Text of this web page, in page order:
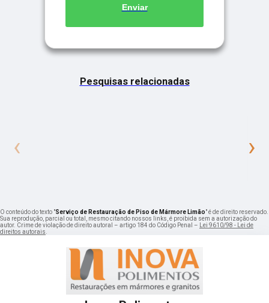
Enviar
Pesquisas relacionadas
‹ ›
O conteúdo do texto "Serviço de Restauração de Piso de Mármore Limão" é de direito reservado.
Sua reprodução, parcial ou total, mesmo citando nossos links, é proibida sem a autorização do
autor. Crime de violação de direito autoral – artigo 184 do Código Penal –
Lei 9610/98 - Lei de
direitos autorais